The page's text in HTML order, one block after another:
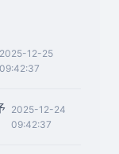
2025-12-25
09:42:37
2025-12-24
09:42:37